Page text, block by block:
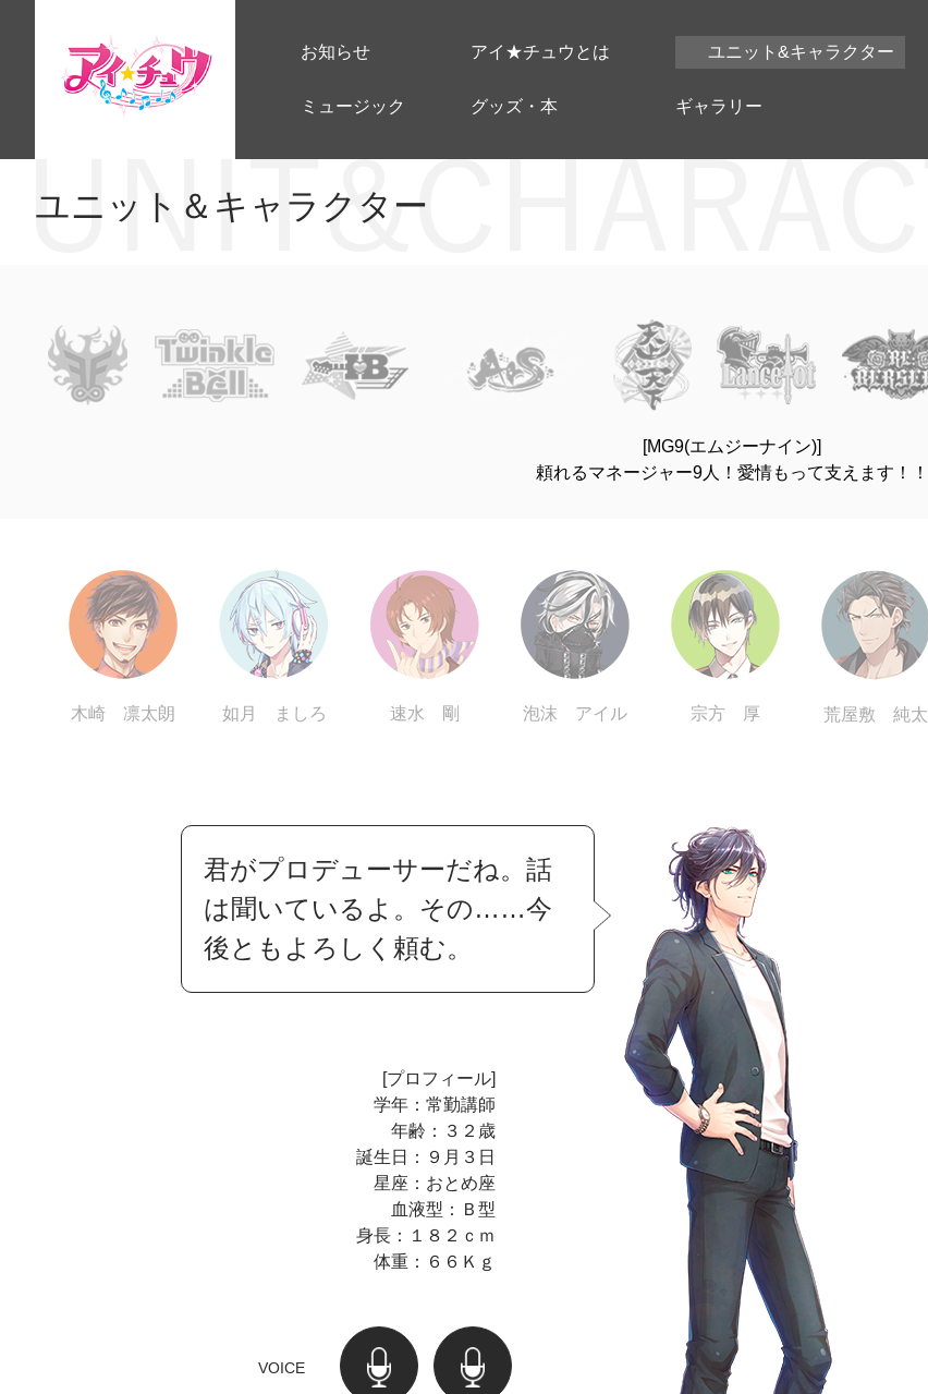
お知らせ アイ★チュウとは ユニット&キャラクター
ミュージック グッズ・本 ギャラリー
ユニット＆キャラクター
[MG9(エムジーナイン)]
頼れるマネージャー9人！ 愛情もって支えます！！
木崎 凛太朗 如月 ましろ 速水 剛 泡沫 アイル 宗方 厚 荒屋敷 純太
君がプロデューサーだね。話
は聞いているよ。その……今
後ともよろしく頼む。
[プロフィール]
学年：常勤講師
年齢：３２歳
誕生日：９月３日
星座：おとめ座
血液型：Ｂ型
身長：１８２ｃｍ
体重：６６Ｋｇ
VOICE